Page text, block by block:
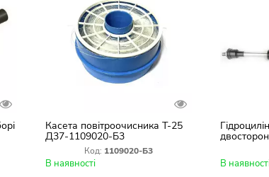
Касета повітроочисника Т-25
Д37-1109020-Б3
Код: 1109020-Б3
В наявності В